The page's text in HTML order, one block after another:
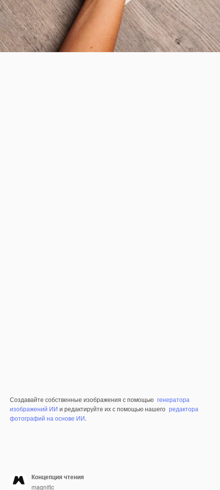
Создавайте собственные изображения с помощью генератора
изображений ИИ и редактируйте их с помощью нашего редактора
фотографий на основе ИИ.
Концепция чтения
magnific